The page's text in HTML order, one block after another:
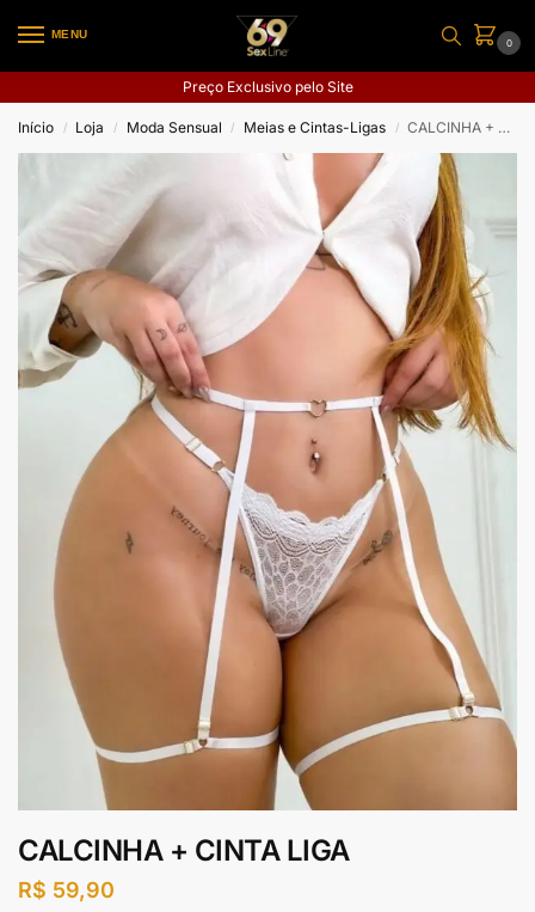
MENU
0
Preço Exclusivo pelo Site
Início / Loja / Moda Sensual / Meias e Cintas-Ligas / CALCINHA + CINTA LIGA
CALCINHA + CINTA LIGA
R$ 59,90